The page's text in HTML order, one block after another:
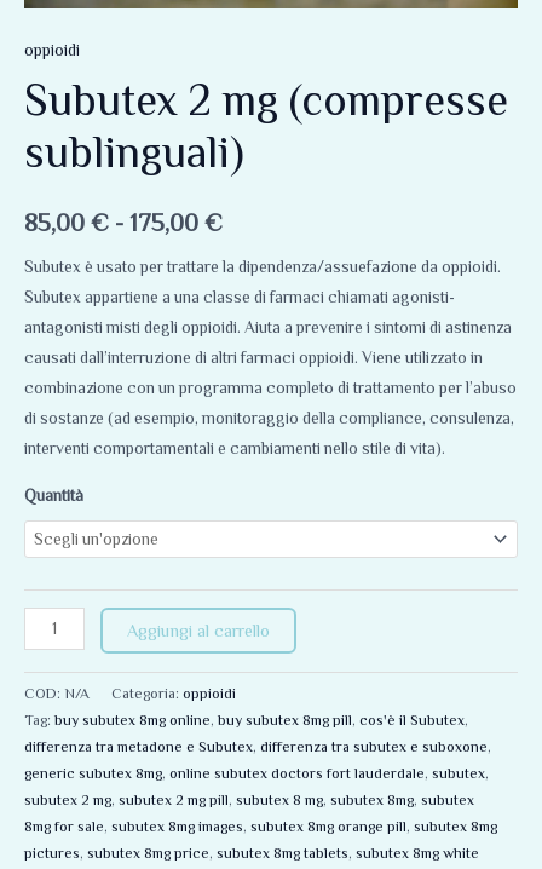
oppioidi
Subutex 2 mg (compresse
sublinguali)
85,00 € - 175,00 €
Subutex è usato per trattare la dipendenza/assuefazione da oppioidi.
Subutex appartiene a una classe di farmaci chiamati agonisti-
antagonisti misti degli oppioidi. Aiuta a prevenire i sintomi di astinenza
causati dall’interruzione di altri farmaci oppioidi. Viene utilizzato in
combinazione con un programma completo di trattamento per l’abuso
di sostanze (ad esempio, monitoraggio della compliance, consulenza,
interventi comportamentali e cambiamenti nello stile di vita).
Quantità
Aggiungi al carrello
COD: N/A Categoria: oppioidi
Tag: buy subutex 8mg online, buy subutex 8mg pill, cos'è il Subutex,
differenza tra metadone e Subutex, differenza tra subutex e suboxone,
generic subutex 8mg, online subutex doctors fort lauderdale, subutex,
subutex 2 mg, subutex 2 mg pill, subutex 8 mg, subutex 8mg, subutex
8mg for sale, subutex 8mg images, subutex 8mg orange pill, subutex 8mg
pictures, subutex 8mg price, subutex 8mg tablets, subutex 8mg white